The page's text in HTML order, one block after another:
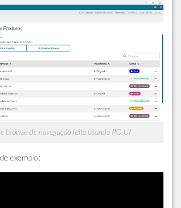
browse de navegação feito usando PO UI
exemplo: